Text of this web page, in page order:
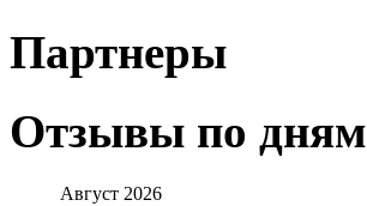
Партнеры
Отзывы по дням
Август 2026